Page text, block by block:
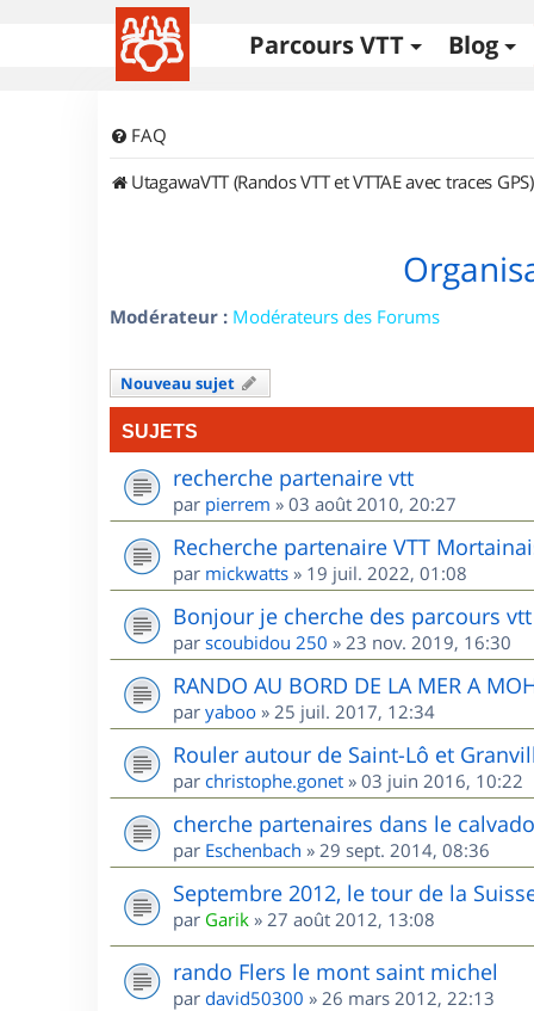
Parcours VTT Blog
FAQ
UtagawaVTT (Randos VTT et VTTAE avec traces GPS)
Modérateur : Modérateurs des Forums
Nouveau sujet
SUJETS
recherche partenaire vtt
par pierrem » 03 août 2010, 20:27
Recherche partenaire VTT
par mickwatts » 19 juil. 2022, 01:08
Bonjour je cherche des parcours
par scoubidou 250 » 23 nov. 2019, 16:30
RANDO AU BORD DE LA MER A
par yaboo » 25 juil. 2017, 12:34
Rouler autour de Saint-Lô et
par christophe.gonet » 03 juin 2016, 10:22
cherche partenaires dans le
par Eschenbach » 29 sept. 2014, 08:36
Septembre 2012, le tour de la
par Garik » 27 août 2012, 13:08
rando Flers le mont saint michel
par david50300 » 26 mars 2012, 22:13